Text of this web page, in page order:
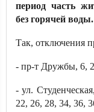
период часть
без горячей воды.
Так, отключения
- пр-т Дружбы, 6,
- ул.
22, 26, 28, 34, 36,